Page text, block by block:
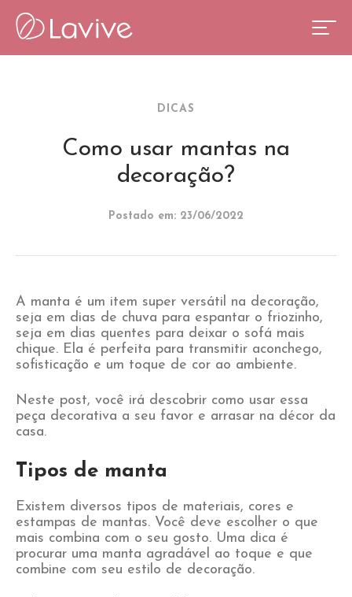
DICAS
Como usar mantas na
decoração?
Postado em: 23/06/2022
A manta é um item super versátil na decoração,
seja em dias de chuva para espantar o friozinho,
seja em dias quentes para deixar o sofá mais
chique. Ela é perfeita para transmitir aconchego,
sofisticação e um toque de cor ao ambiente.
Neste post, você irá descobrir como usar essa
peça decorativa a seu favor e arrasar na décor da
casa.
Tipos de manta
Existem diversos tipos de materiais, cores e
estampas de mantas. Você deve escolher o que
mais combina com o seu gosto. Uma dica é
procurar uma manta agradável ao toque e que
combine com seu estilo de decoração.